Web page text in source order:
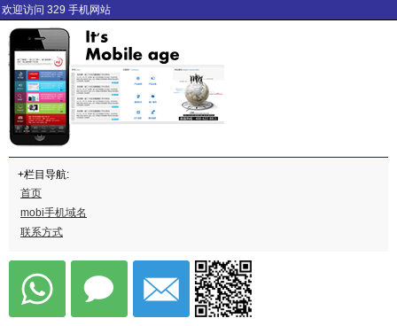
欢迎访问 329 手机网站
+栏目导航:
首页
mobi手机域名
联系方式